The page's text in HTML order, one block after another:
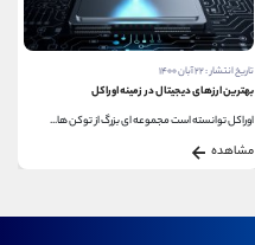
تاریخ انتشار : ۲۲ آبان ۱۴۰۰
بهترین ارزهای دیجیتال در زمینه اوراکل
اوراکل توانسته است مجموعه ای بزرگ از توکن ها...
مشاهده